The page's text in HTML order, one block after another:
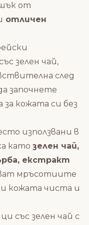
от
отличен
зелен чай,
след
започнете
кожата си без
използвани в
като зелен чай,
екстракт
мръсотиите
кожата чиста и
със зелен чай с